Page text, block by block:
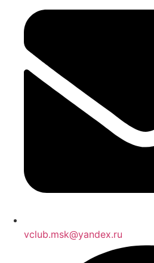
vclub.msk@yandex.ru